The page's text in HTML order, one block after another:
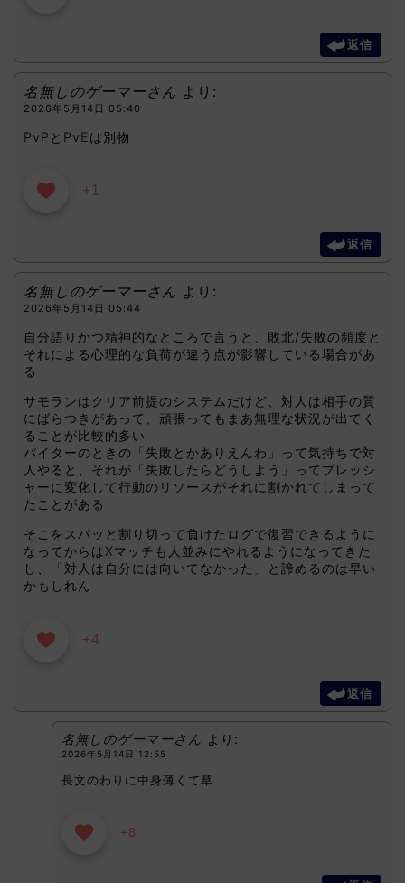
返信
名無しのゲーマーさん より:
2026年5月14日 05:40
PvPとPvEは別物
+1
返信
名無しのゲーマーさん より:
2026年5月14日 05:44
自分語りかつ精神的なところで言うと、敗北/失敗の頻度と
それによる心理的な負荷が違う点が影響している場合があ
る
サモランはクリア前提のシステムだけど、対人は相手の質
にばらつきがあって、頑張ってもまあ無理な状況が出てく
ることが比較的多い
バイターのときの「失敗とかありえんわ」って気持ちで対
人やると、それが「失敗したらどうしよう」ってプレッシ
ャーに変化して行動のリソースがそれに割かれてしまって
たことがある
そこをスパッと割り切って負けたログで復習できるように
なってからはXマッチも人並みにやれるようになってきた
し、「対人は自分には向いてなかった」と諦めるのは早い
かもしれん
+4
返信
名無しのゲーマーさん より:
2026年5月14日 12:55
長文のわりに中身薄くて草
+8